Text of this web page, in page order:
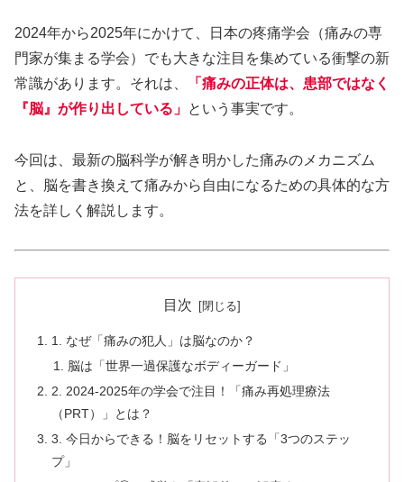
2024年から2025年にかけて、日本の疼痛学会（痛みの専
門家が集まる学会）でも大きな注目を集めている衝撃の新
常識があります。それは、
「痛みの正体は、患部ではなく
『脳』が作り出している」 という事実です。
今回は、最新の脳科学が解き明かした痛みのメカニズム
と、脳を書き換えて痛みから自由になるための具体的な方
法を詳しく解説します。
目次
1. なぜ「痛みの犯人」は脳なのか？
脳は「世界一過保護なボディーガード」
2. 2024-2025年の学会で注目！「痛み再処理療法
（PRT）」とは？
3. 今日からできる！脳をリセットする「3つのステッ
プ」